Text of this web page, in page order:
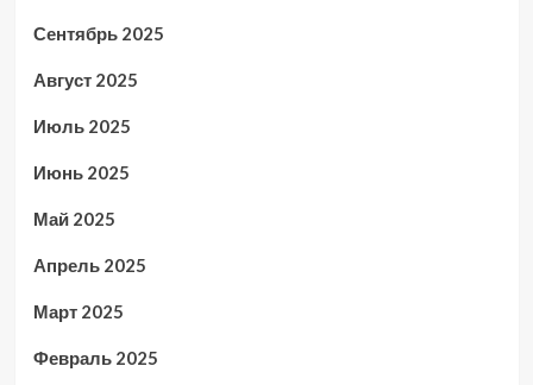
Сентябрь 2025
Август 2025
Июль 2025
Июнь 2025
Май 2025
Апрель 2025
Март 2025
Февраль 2025